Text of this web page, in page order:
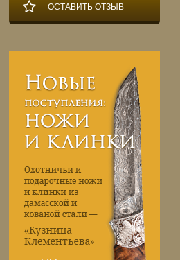
ОСТАВИТЬ ОТЗЫВ